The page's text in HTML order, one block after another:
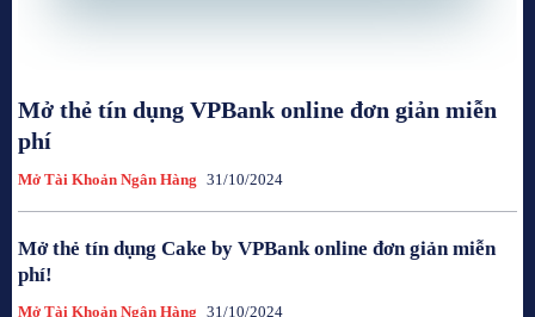
Mở thẻ tín dụng VPBank online đơn giản miễn
phí
Mở Tài Khoản Ngân Hàng 31/10/2024
Mở thẻ tín dụng Cake by VPBank online đơn giản miễn
phí!
Mở Tài Khoản Ngân Hàng 31/10/2024